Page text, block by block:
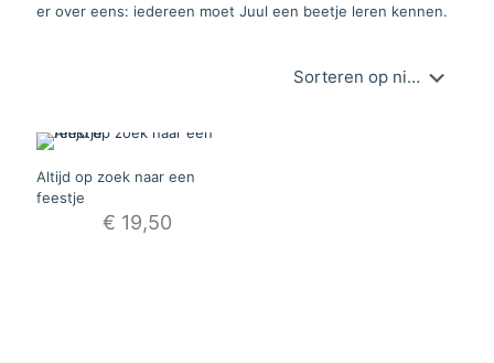
er over eens: iedereen moet Juul een beetje leren kennen.
Altijd op zoek naar een
feestje
€ 19,50